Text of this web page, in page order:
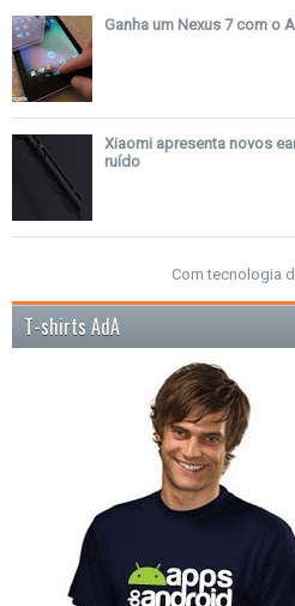
Ganha um Nexus 7 com o
Xiaomi apresenta novos
ruído
Com tecnologia
T-shirts AdA